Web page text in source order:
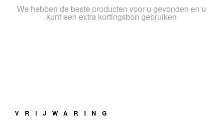
We hebben de beste producten voor u gevonden en u
kunt een extra kortingsbon gebruiken
VRIJWARING